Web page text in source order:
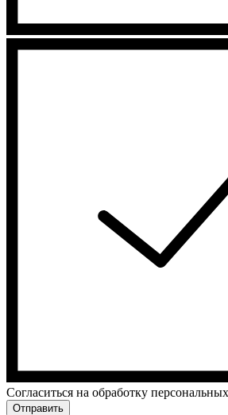
Cогласиться на обработку
Отправить